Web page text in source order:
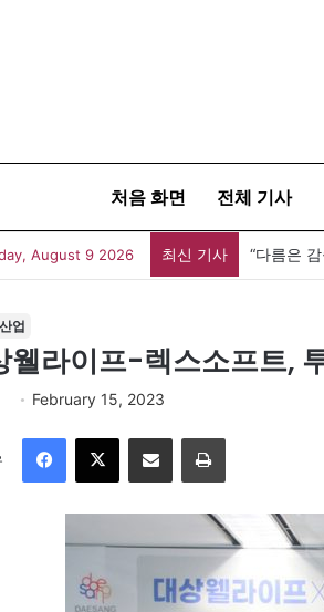
처음 화면 전체 기사
August 9 2026 최신 기사
업
웰라이프-렉스소프트,
February 15, 2023
이메일